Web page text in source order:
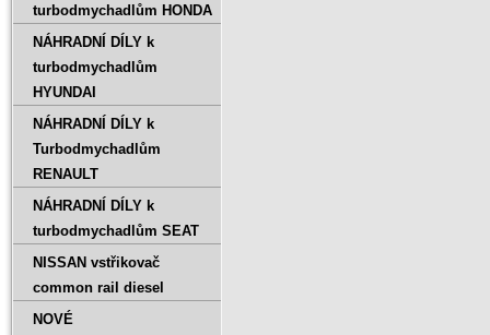
turbodmychadlům HONDA
NÁHRADNÍ DÍLY k
turbodmychadlům
HYUNDAI
NÁHRADNÍ DÍLY k
Turbodmychadlům
RENAULT
NÁHRADNÍ DÍLY k
turbodmychadlům SEAT
NISSAN vstřikovač
common rail diesel
NOVÉ